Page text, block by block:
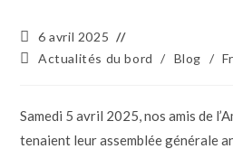
6 avril 2025
Actualités du bord
/ Blog /
Samedi 5 avril 2025, nos amis de
tenaient leur assemblée générale